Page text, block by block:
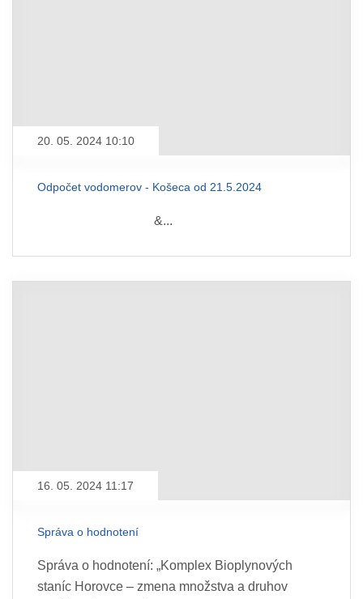
20. 05. 2024 10:10
Odpočet vodomerov - Košeca od 21.5.2024
&...
16. 05. 2024 11:17
Správa o hodnotení
Správa o hodnotení: „Komplex Bioplynových
staníc Horovce – zmena množstva a druhov